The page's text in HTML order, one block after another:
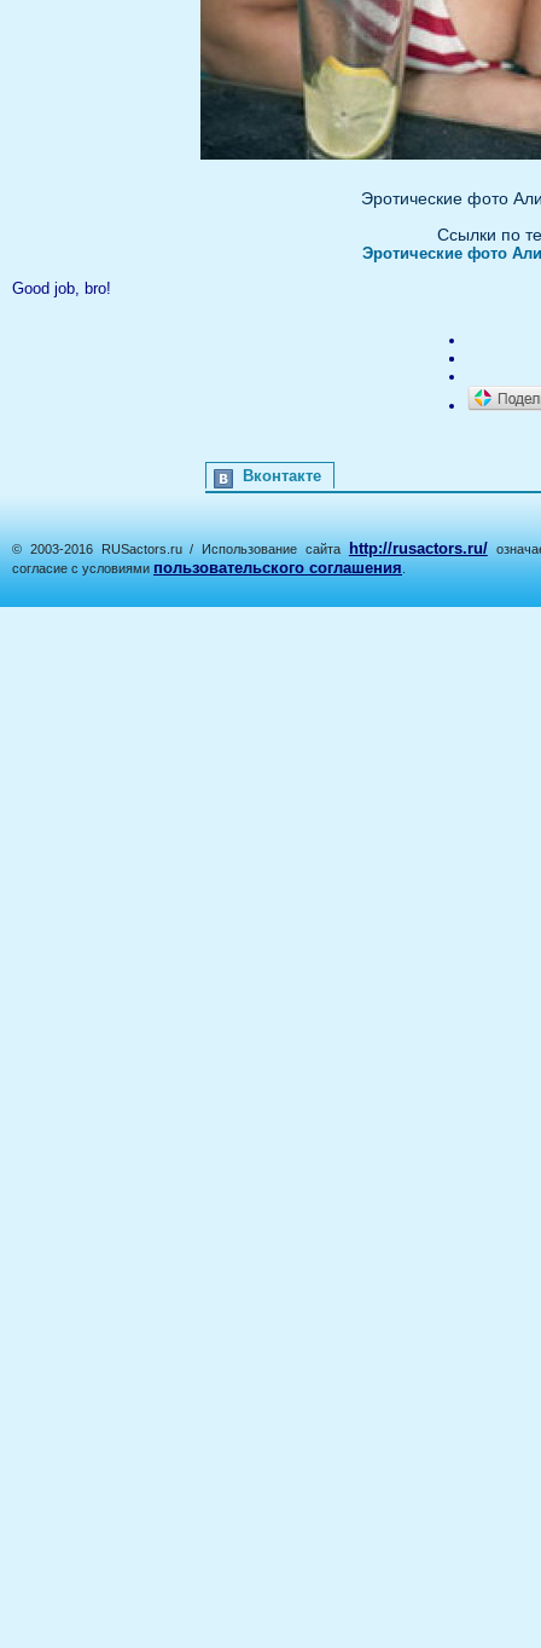
Эротические фото
Ссылки по
Эротические фото
Good job, bro!
Вконтакте
© 2003-2016 RUSactors.ru / Использование сайта http://rusactors.ru/
согласие с условиями пользовательского соглашения